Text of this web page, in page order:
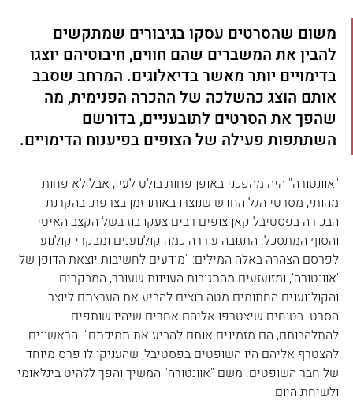
משום שהסרטים עסקו בגיבורים שמתקשים
להבין את המשברים שהם חווים, חיבוטיהם יוצגו
בדימויים יותר מאשר בדיאלוגים. המרחב שסבב
אותם הוצג כהשלכה של ההכרה הפנימית, מה
שהפך את הסרטים לתובעניים, בדורשם
השתתפות פעילה של הצופים בפיענוח הדימויים.
"אוונטורה" היה מהפכני באופן פחות בולט לעין, אבל לא פחות
מהותי, מסרטי הגל החדש שנוצרו באותו זמן בצרפת. בהקרנת
הבכורה בפסטיבל קאן צופים רבים צעקו בוז בשל הקצב האיטי
והסוף המתסכל. התגובה עוררה כמה קולנוענים ומבקרי קולנוע
לפרסם הצהרה באלה המילים: "מודעים לחשיבות יוצאת הדופן של
'אוונטורה', ומזועזעים מהתגובות העוינות שעורר, המבקרים
והקולנוענים החתומים מטה רוצים להביע את הערצתם ליוצר
הסרט. בטוחים שיצטרפו אליהם אחרים שיהיו שותפים
להתלהבותם, הם מזמינים אותם להביע את תמיכתם". הראשונים
להצטרף אליהם היו השופטים בפסטיבל, שהעניקו לו פרס מיוחד
של חבר השופטים. משם "אוונטורה" המשיך והפך ללהיט בינלאומי
ולשיחת היום.